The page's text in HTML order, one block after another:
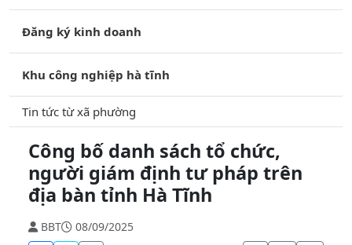
Đăng ký kinh doanh
Khu công nghiệp hà tĩnh
Tin tức từ xã phường
Công bố danh sách tổ chức,
người giám định tư pháp trên
địa bàn tỉnh Hà Tĩnh
BBT
08/09/2025